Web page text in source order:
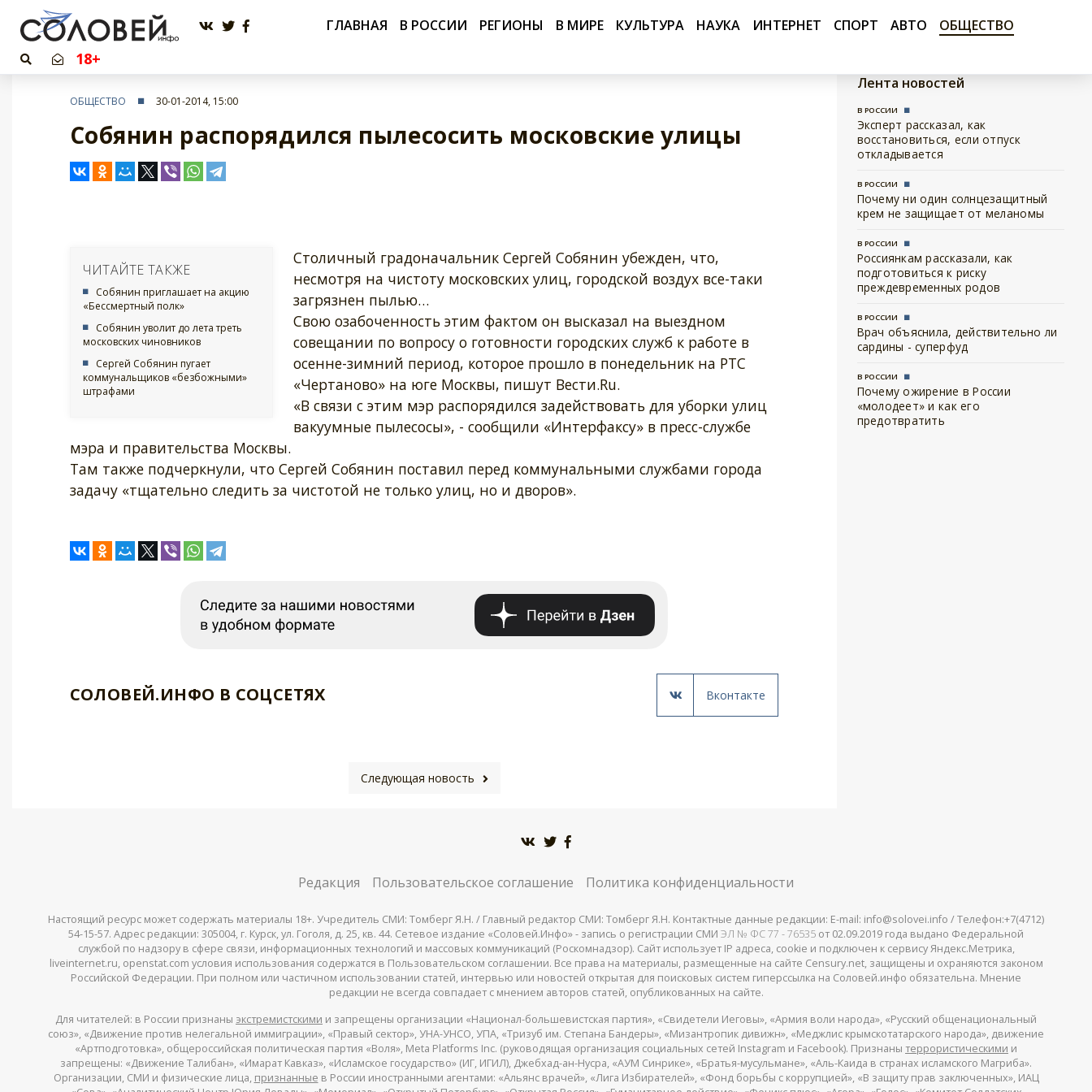
ГЛАВНАЯ В РОССИИ РЕГИОНЫ В МИРЕ КУЛЬТУРА НАУКА ИНТЕРНЕТ СПОРТ АВТО ОБЩЕСТВО
18+
ОБЩЕСТВО 30-01-2014, 15:00
Собянин распорядился пылесосить московские улицы
ЧИТАЙТЕ ТАКЖЕ
Собянин приглашает на акцию
«Бессмертный полк»
Собянин уволит до лета треть
московских чиновников
Сергей Собянин пугает
коммунальщиков «безбожными»
штрафами
Столичный градоначальник Сергей Собянин убежден, что,
несмотря на чистоту московских улиц, городской воздух все-таки
загрязнен пылью…
Свою озабоченность этим фактом он высказал на выездном
совещании по вопросу о готовности городских служб к работе в
осенне-зимний период, которое прошло в понедельник на РТС
«Чертаново» на юге Москвы, пишут Вести.Ru.
«В связи с этим мэр распорядился задействовать для уборки улиц
вакуумные пылесосы», - сообщили «Интерфаксу» в пресс-службе
мэра и правительства Москвы.
Там также подчеркнули, что Сергей Собянин поставил перед коммунальными службами города
задачу «тщательно следить за чистотой не только улиц, но и дворов».
СОЛОВЕЙ.ИНФО В СОЦСЕТЯХ Вконтакте
Следующая новость
Лента новостей
В РОССИИ
Эксперт рассказал, как
восстановиться, если отпуск
откладывается
В РОССИИ
Почему ни один солнцезащитный
крем не защищает от меланомы
В РОССИИ
Россиянкам рассказали, как
подготовиться к риску
преждевременных родов
В РОССИИ
Врач объяснила, действительно ли
сардины - суперфуд
В РОССИИ
Почему ожирение в России
«молодеет» и как его
предотвратить
Редакция Пользовательское соглашение Политика конфиденциальности
Настоящий ресурс может содержать материалы 18+. Учредитель СМИ: Томберг Я.Н. / Главный редактор СМИ: Томберг Я.Н. Контактные данные редакции: E-mail: info@solovei.info / Телефон:+7(4712)
54-15-57. Адрес редакции: 305004, г. Курск, ул. Гоголя, д. 25, кв. 44. Сетевое издание «Соловей.Инфо» - запись о регистрации СМИ ЭЛ № ФС 77 - 76535 от 02.09.2019 года выдано Федеральной
службой по надзору в сфере связи, информационных технологий и массовых коммуникаций (Роскомнадзор). Сайт использует IP адреса, cookie и подключен к сервису Яндекс.Метрика,
liveinternet.ru, openstat.com условия использования содержатся в Пользовательском соглашении. Все права на материалы, размещенные на сайте Censury.net, защищены и охраняются законом
Российской Федерации. При полном или частичном использовании статей, интервью или новостей открытая для поисковых систем гиперссылка на Соловей.инфо обязательна. Мнение
редакции не всегда совпадает с мнением авторов статей, опубликованных на сайте.
Для читателей: в России признаны экстремистскими и запрещены организации «Национал-большевистская партия», «Свидетели Иеговы», «Армия воли народа», «Русский общенациональный
союз», «Движение против нелегальной иммиграции», «Правый сектор», УНА-УНСО, УПА, «Тризуб им. Степана Бандеры», «Мизантропик дивижн», «Меджлис крымскотатарского народа», движение
«Артподготовка», общероссийская политическая партия «Воля», Meta Platforms Inc. (руководящая организация социальных сетей Instagram и Facebook). Признаны террористическими и
запрещены: «Движение Талибан», «Имарат Кавказ», «Исламское государство» (ИГ, ИГИЛ), Джебхад-ан-Нусра, «АУМ Синрике», «Братья-мусульмане», «Аль-Каида в странах исламского Магриба».
Организации, СМИ и физические лица, признанные в России иностранными агентами: «Альянс врачей», «Лига Избирателей», «Фонд борьбы с коррупцией», «В защиту прав заключенных», ИАЦ